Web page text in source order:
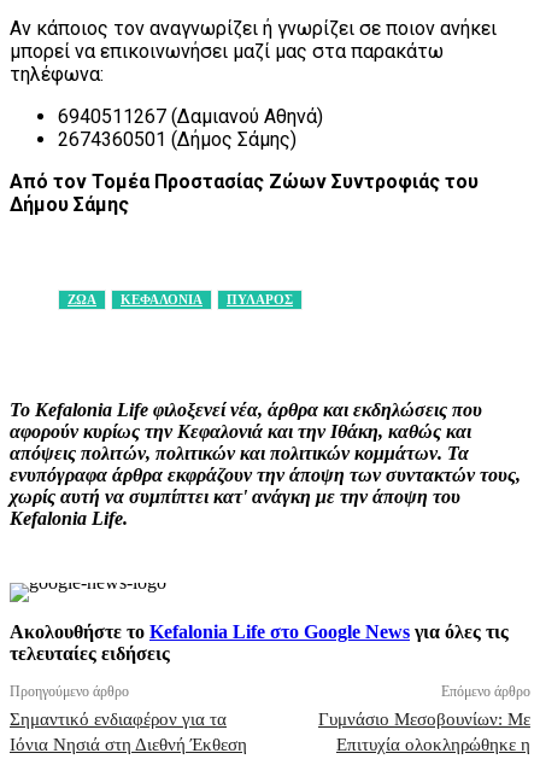
Αν κάποιος τον αναγνωρίζει ή γνωρίζει σε ποιον ανήκει
μπορεί να επικοινωνήσει μαζί μας στα παρακάτω
τηλέφωνα:
6940511267 (Δαμιανού Αθηνά)
2674360501 (Δήμος Σάμης)
Από τον Τομέα Προστασίας Ζώων Συντροφιάς του
Δήμου Σάμης
ΖΩΑ ΚΕΦΑΛΟΝΙΑ ΠΥΛΑΡΟΣ
Το Kefalonia Life φιλοξενεί νέα, άρθρα και εκδηλώσεις που
αφορούν κυρίως την Κεφαλονιά και την Ιθάκη, καθώς και
απόψεις πολιτών, πολιτικών και πολιτικών κομμάτων. Τα
ενυπόγραφα άρθρα εκφράζουν την άποψη των συντακτών τους,
χωρίς αυτή να συμπίπτει κατ' ανάγκη με την άποψη του
Kefalonia Life.
Ακολουθήστε το Kefalonia Life στο Google News για όλες τις
τελευταίες ειδήσεις
Προηγούμενο άρθρο
Σημαντικό ενδιαφέρον για τα
Ιόνια Νησιά στη Διεθνή Έκθεση
Επόμενο άρθρο
Γυμνάσιο Μεσοβουνίων: Με
Επιτυχία ολοκληρώθηκε η